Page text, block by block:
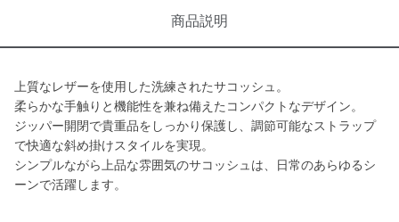
商品説明
上質なレザーを使用した洗練されたサコッシュ。
柔らかな手触りと機能性を兼ね備えたコンパクトなデザイン。
ジッパー開閉で貴重品をしっかり保護し、調節可能なストラップ
で快適な斜め掛けスタイルを実現。
シンプルながら上品な雰囲気のサコッシュは、日常のあらゆるシ
ーンで活躍します。